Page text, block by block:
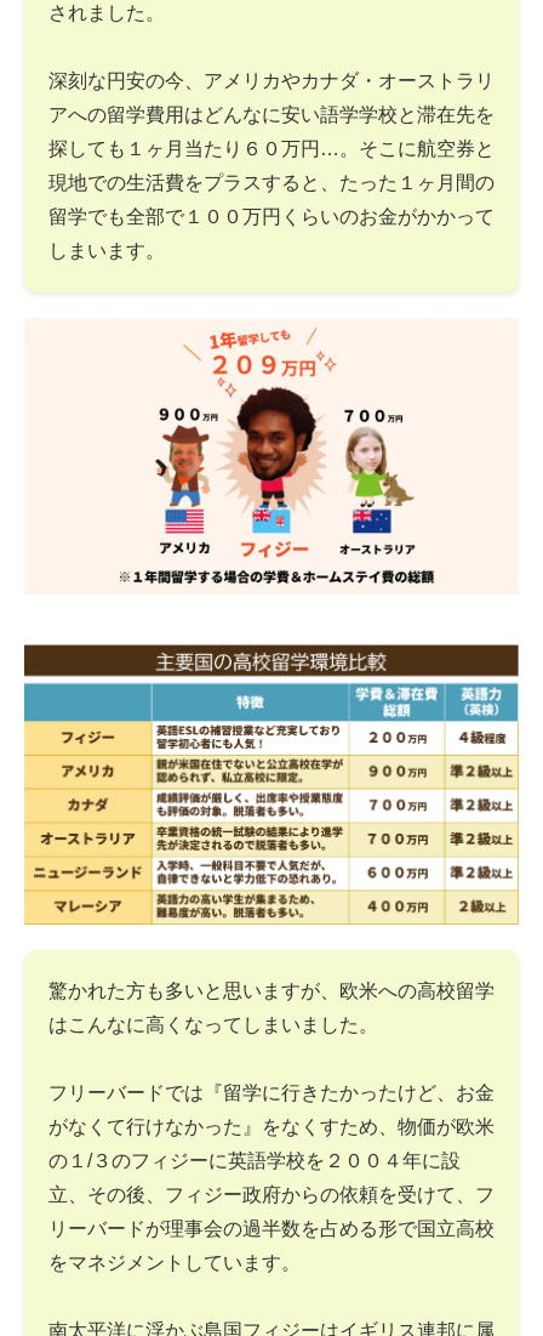
されました。
深刻な円安の今、アメリカやカナダ・オーストラリ
アへの留学費用はどんなに安い語学学校と滞在先を
探しても１ヶ月当たり６０万円…。そこに航空券と
現地での生活費をプラスすると、たった１ヶ月間の
留学でも全部で１００万円くらいのお金がかかって
しまいます。
驚かれた方も多いと思いますが、欧米への高校留学
はこんなに高くなってしまいました。
フリーバードでは『留学に行きたかったけど、お金
がなくて行けなかった』をなくすため、物価が欧米
の１/３のフィジーに英語学校を２００４年に設
立、その後、フィジー政府からの依頼を受けて、フ
リーバードが理事会の過半数を占める形で国立高校
をマネジメントしています。
南太平洋に浮かぶ島国フィジーはイギリス連邦に属